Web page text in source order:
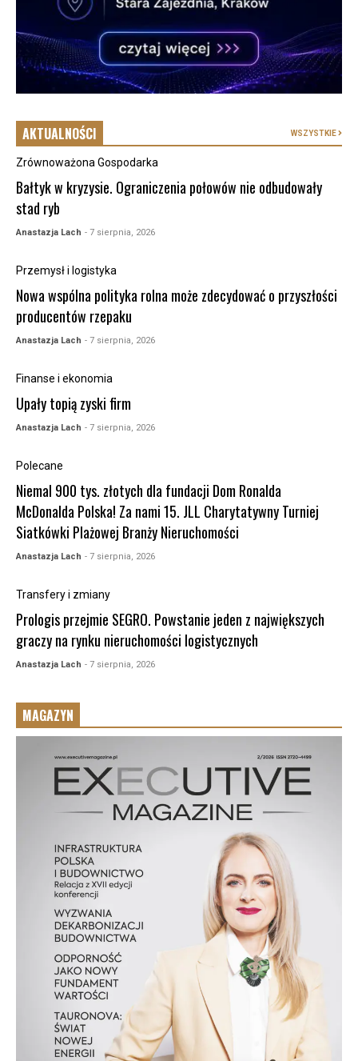
AKTUALNOŚCI WSZYSTKIE
Zrównoważona Gospodarka
Bałtyk w kryzysie. Ograniczenia połowów nie odbudowały
stad ryb
Anastazja Lach - 7 sierpnia, 2026
Przemysł i logistyka
Nowa wspólna polityka rolna może zdecydować o przyszłości
producentów rzepaku
Anastazja Lach - 7 sierpnia, 2026
Finanse i ekonomia
Upały topią zyski firm
Anastazja Lach - 7 sierpnia, 2026
Polecane
Niemal 900 tys. złotych dla fundacji Dom Ronalda
McDonalda Polska! Za nami 15. JLL Charytatywny Turniej
Siatkówki Plażowej Branży Nieruchomości
Anastazja Lach - 7 sierpnia, 2026
Transfery i zmiany
Prologis przejmie SEGRO. Powstanie jeden z największych
graczy na rynku nieruchomości logistycznych
Anastazja Lach - 7 sierpnia, 2026
MAGAZYN